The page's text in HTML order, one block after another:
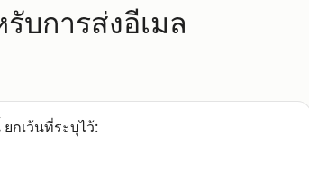
บการส่งอีเมล
กเว้นที่ระบุไว้: